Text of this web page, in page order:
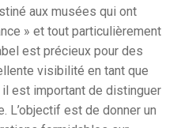
aux musées qui ont
» et tout particulièrement
est précieux pour des
visibilité en tant que
est important de distinguer
L’objectif est de donner un